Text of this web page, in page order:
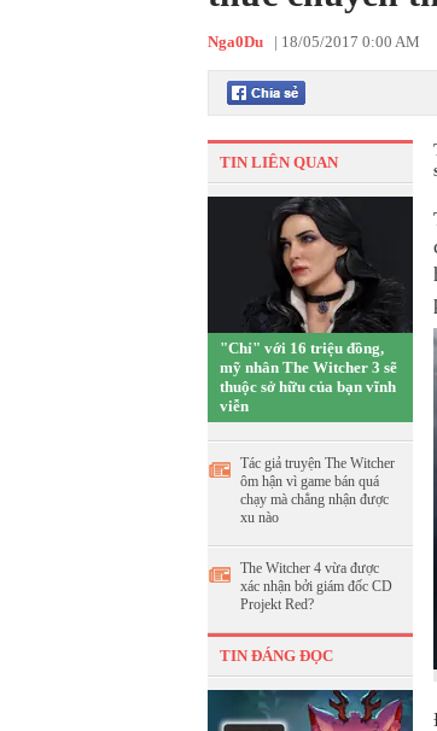
Nga0Du | 18/05/2017 0:00 AM
TIN LIÊN QUAN
"Chỉ" với 16 triệu đồng,
mỹ nhân The Witcher 3 sẽ
thuộc sở hữu của bạn vĩnh
viễn
Tác giả truyện The Witcher
ôm hận vì game bán quá
chạy mà chẳng nhận được
xu nào
The Witcher 4 vừa được
xác nhận bởi giám đốc CD
Projekt Red?
TIN ĐÁNG ĐỌC